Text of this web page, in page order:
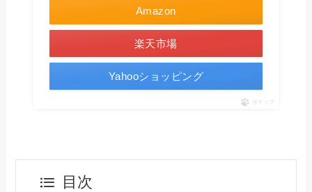
Amazon
楽天市場
Yahooショッピング
ポチップ
目次